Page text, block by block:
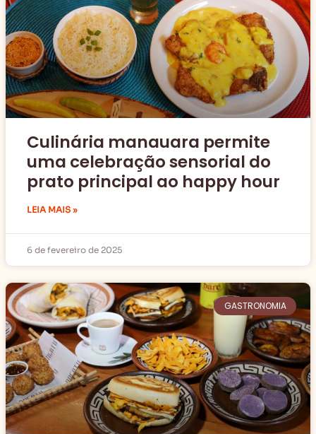
Culinária manauara permite
uma celebração sensorial do
prato principal ao happy hour
LEIA MAIS »
6 de fevereiro de 2025
GASTRONOMIA